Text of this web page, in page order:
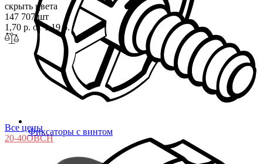
Фиксаторы с винтом
скрыть цвета
147 707 шт
1,70 р. от 1,19 р.
Все цены
20-40ОВСН